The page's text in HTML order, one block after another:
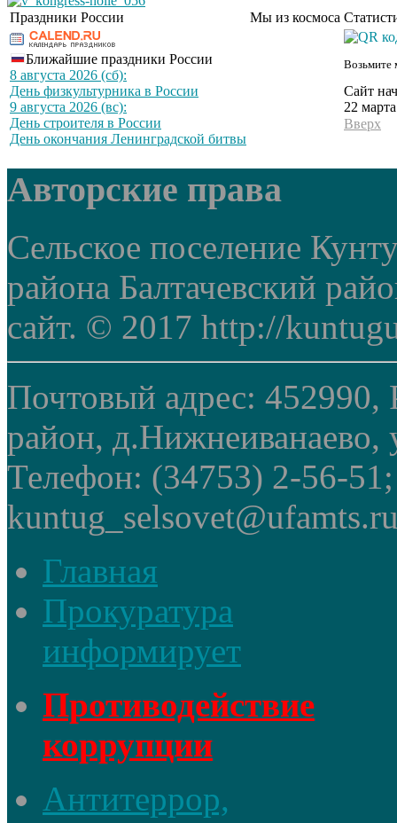
Праздники России Мы из космоса
Ближайшие праздники России
8 августа 2026 (сб):
День физкультурника в России
9 августа 2026 (вс):
День строителя в России
День окончания Ленинградской битвы
Возьмите
Сайт
22
Вверх
Авторские права
Сельское поселение
района Балтачевский
сайт. © 2017 http://
Почтовый адрес: 452990,
район, д.Нижнеиванаево,
Телефон: (34753) 2-56-
Главная
Прокуратура
информирует
Противодействие
коррупции
Антитеррор,